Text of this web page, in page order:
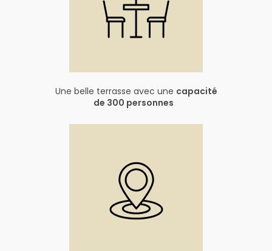
Une belle terrasse avec une capacité
de 300 personnes